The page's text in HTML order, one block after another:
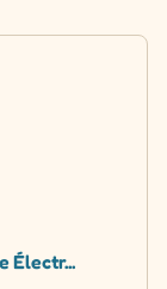
Électr...